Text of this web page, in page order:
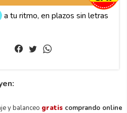
y balanceo gratis comprando online